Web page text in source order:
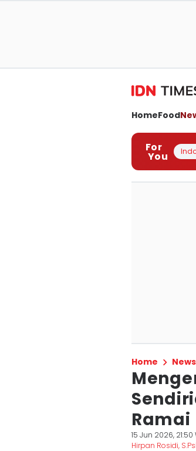
HomeFood
For
You
Home News
Ramai
15 Jun 2026, 21:50
Hirpan Rosidi, S.Psi